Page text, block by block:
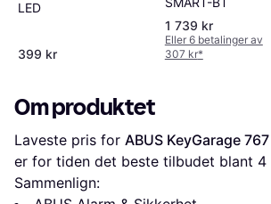
LED
399 kr
1 739 kr
Eller 6 betalinger av
307 kr*
Om produktet
Laveste pris for ABUS KeyGarage 767
er for tiden det beste tilbudet blant 4
Sammenlign: